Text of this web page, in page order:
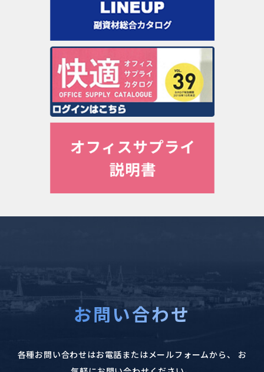
お問い合わせ
各種お問い合わせはお電話またはメールフォームから、
お